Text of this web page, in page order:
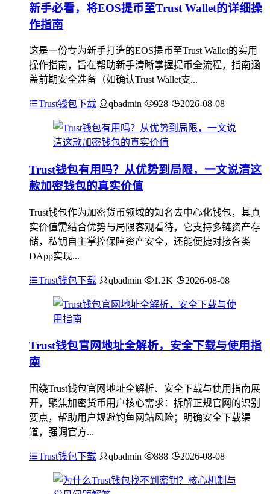
新手必看，将EOS提币至Trust Wallet的详细操
作指南
这是一份专为新手打造的EOS提币至Trust Wallet的实用
操作指南，旨在帮助新手清晰掌握提币全流程，指南涵
盖前期安全准备（如确认Trust Wallet支...
Trust钱包下载 qbadmin 928 2026-08-08
Trust钱包有用吗？从优势到局限，一文说清这
款加密钱包的真实价值
Trust钱包作为加密货币领域的知名去中心化钱包，其真
实价值需结合优势与局限客观看待，它支持多链资产存
储，私钥自主掌控保障资产安全，还能便捷对接各类
DApp实现...
Trust钱包下载 qbadmin 1.2K 2026-08-08
Trust钱包官网地址全解析，安全下载与使用指
南
围绕Trust钱包官网地址全解析、安全下载与使用指南展
开，聚焦加密货币用户核心需求：拆解正规官网的识别
要点，帮助用户规避钓鱼网站风险；明确安全下载渠
道，强调官方...
Trust钱包下载 qbadmin 888 2026-08-08